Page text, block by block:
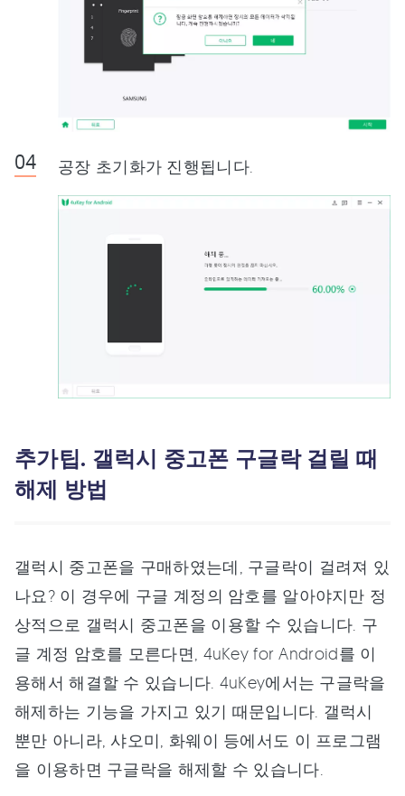
공장 초기화가 진행됩니다.
추가팁. 갤럭시 중고폰 구글락 걸릴 때
해제 방법
갤럭시 중고폰을 구매하였는데, 구글락이 걸려져 있
나요? 이 경우에 구글 계정의 암호를 알아야지만 정
상적으로 갤럭시 중고폰을 이용할 수 있습니다. 구
글 계정 암호를 모른다면, 4uKey for Android를 이
용해서 해결할 수 있습니다. 4uKey에서는 구글락을
해제하는 기능을 가지고 있기 때문입니다. 갤럭시
뿐만 아니라, 샤오미, 화웨이 등에서도 이 프로그램
을 이용하면 구글락을 해제할 수 있습니다.